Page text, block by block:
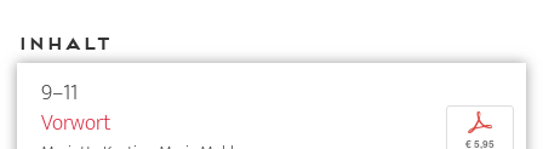
Inhalt
9–11
Vorwort
p
€ 5,95